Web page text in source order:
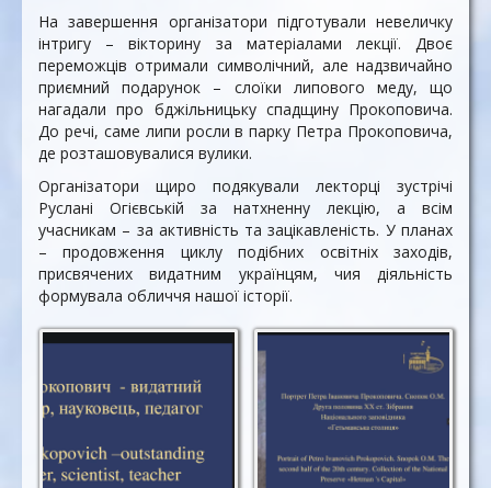
На завершення організатори підготували невеличку
інтригу – вікторину за матеріалами лекції. Двоє
переможців отримали символічний, але надзвичайно
приємний подарунок – слоїки липового меду, що
нагадали про бджільницьку спадщину Прокоповича.
До речі, саме липи росли в парку Петра Прокоповича,
де розташовувалися вулики.
Організатори щиро подякували лекторці зустрічі
Руслані Огієвській за натхненну лекцію, а всім
учасникам – за активність та зацікавленість. У планах
– продовження циклу подібних освітніх заходів,
присвячених видатним українцям, чия діяльність
формувала обличчя нашої історії.